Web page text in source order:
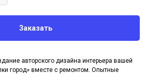
Заказать
авторского дизайна интерьера вашей
город» вместе с ремонтом. Опытные